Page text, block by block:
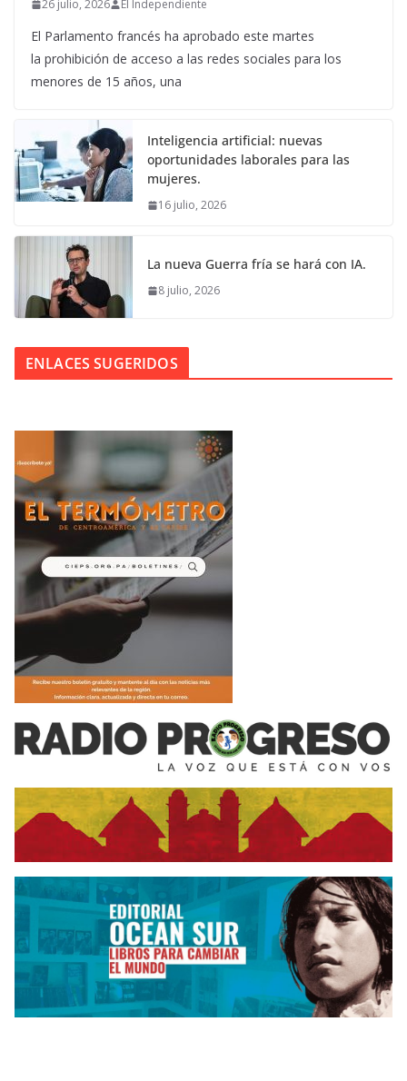
26 julio, 2026 El Independiente
El Parlamento francés ha aprobado este martes
la prohibición de acceso a las redes sociales para los
menores de 15 años, una
Inteligencia artificial: nuevas
oportunidades laborales para las
mujeres.
16 julio, 2026
La nueva Guerra fría se hará con IA.
8 julio, 2026
ENLACES SUGERIDOS